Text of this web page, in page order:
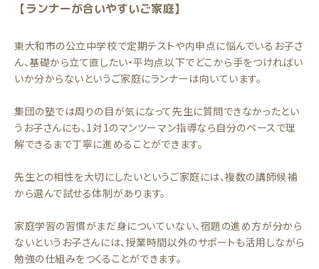
【ランナーが合いやすいご家庭】
東大和市の公立中学校で定期テストや内申点に悩んでいるお子さ
ん、基礎から立て直したい・平均点以下でどこから手をつければい
いか分からないというご家庭にランナーは向いています。
集団の塾では周りの目が気になって先生に質問できなかったとい
うお子さんにも、1対1のマンツーマン指導なら自分のペースで理
解できるまで丁寧に進めることができます。
先生との相性を大切にしたいというご家庭には、複数の講師候補
から選んで試せる体制があります。
家庭学習の習慣がまだ身についていない、宿題の進め方が分から
ないというお子さんには、授業時間以外のサポートも活用しながら
勉強の仕組みをつくることができます。